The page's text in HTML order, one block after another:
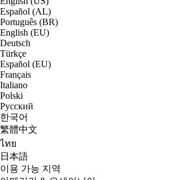
Español (AL)
Português (BR)
English (EU)
Deutsch
Türkçe
Español (EU)
Français
Italiano
Polski
Русский
한국어
繁體中文
ไทย
日本語
이용 가능 지역